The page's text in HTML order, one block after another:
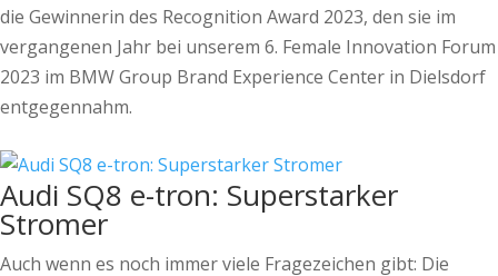
die Gewinnerin des Recognition Award 2023, den sie im
vergangenen Jahr bei unserem 6. Female Innovation Forum
2023 im BMW Group Brand Experience Center in Dielsdorf
entgegennahm.
Audi SQ8 e-tron: Superstarker
Stromer
Auch wenn es noch immer viele Fragezeichen gibt: Die